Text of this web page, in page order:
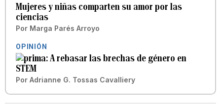
Mujeres y niñas comparten su amor por las
ciencias
Por Marga Parés Arroyo
OPINIÓN
A rebasar las brechas de género en
STEM
Por Adrianne G. Tossas Cavalliery